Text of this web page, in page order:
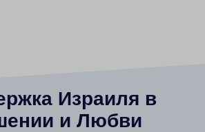
Израиля в
и Любви